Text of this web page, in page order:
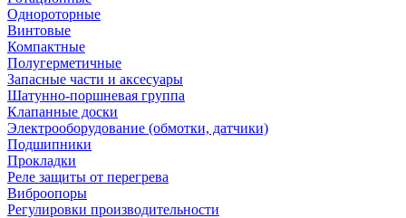
Однороторные
Винтовые
Компактные
Полугерметичные
Запасные части и аксесуары
Шатунно-поршневая группа
Клапанные доски
Электрооборудование (обмотки, датчики)
Подшипники
Прокладки
Реле защиты от перегрева
Виброопоры
Регулировки производительности